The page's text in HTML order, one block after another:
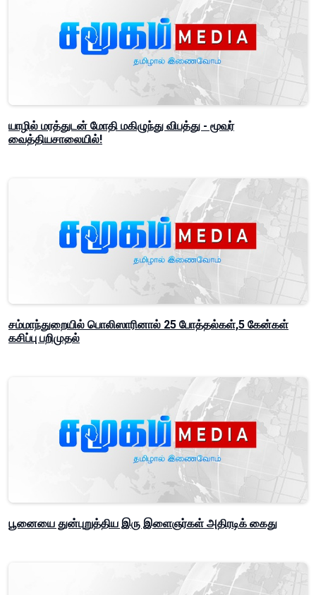
யாழில் மரத்துடன் மோதி மகிழுந்து விபத்து - மூவர்
வைத்தியசாலையில்!
சம்மாந்துறையில் பொலிஸாரினால் 25 போத்தல்கள்,5 கேன்கள்
கசிப்பு பறிமுதல்
பூனையை துன்புறுத்திய இரு இளைஞர்கள் அதிரடிக் கைது